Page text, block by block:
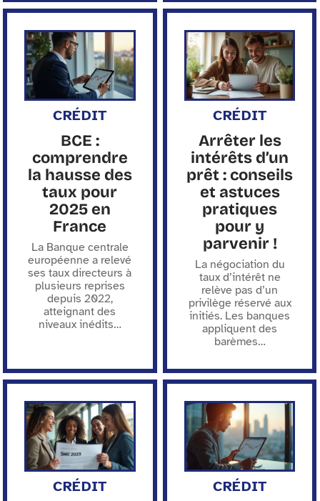
CRÉDIT
BCE :
comprendre
la hausse des
taux pour
2025 en
France
La Banque centrale
européenne a relevé
ses taux directeurs à
plusieurs reprises
depuis 2022,
atteignant des
niveaux inédits…
CRÉDIT
Arrêter les
intérêts d’un
prêt : conseils
et astuces
pratiques
pour y
parvenir !
La négociation du
taux d’intérêt ne
relève pas d’un
privilège réservé aux
initiés. Les banques
appliquent des
barèmes…
CRÉDIT CRÉDIT